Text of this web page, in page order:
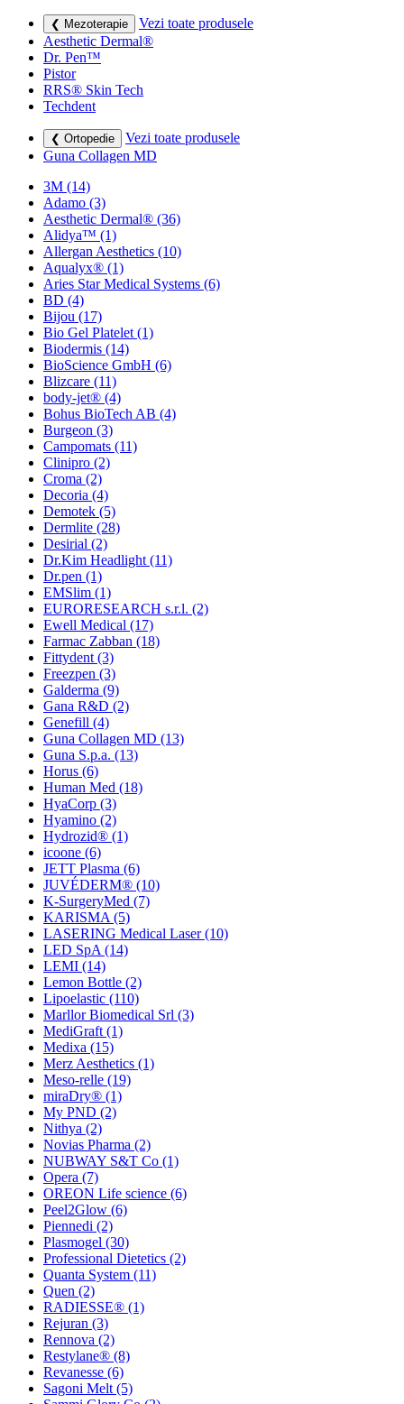
❮ Mezoterapie
Vezi toate produsele
Aesthetic Dermal®
Dr. Pen™
Pistor
RRS® Skin Tech
Techdent
❮ Ortopedie
Vezi toate produsele
Guna Collagen MD
3M (14)
Adamo (3)
Aesthetic Dermal® (36)
Alidya™ (1)
Allergan Aesthetics (10)
Aqualyx® (1)
Aries Star Medical Systems (6)
BD (4)
Bijou (17)
Bio Gel Platelet (1)
Biodermis (14)
BioScience GmbH (6)
Blizcare (11)
body-jet® (4)
Bohus BioTech AB (4)
Burgeon (3)
Campomats (11)
Clinipro (2)
Croma (2)
Decoria (4)
Demotek (5)
Dermlite (28)
Desirial (2)
Dr.Kim Headlight (11)
Dr.pen (1)
EMSlim (1)
EURORESEARCH s.r.l. (2)
Ewell Medical (17)
Farmac Zabban (18)
Fittydent (3)
Freezpen (3)
Galderma (9)
Gana R&D (2)
Genefill (4)
Guna Collagen MD (13)
Guna S.p.a. (13)
Horus (6)
Human Med (18)
HyaCorp (3)
Hyamino (2)
Hydrozid® (1)
icoone (6)
JETT Plasma (6)
JUVÉDERM® (10)
K-SurgeryMed (7)
KARISMA (5)
LASERING Medical Laser(10)
LED SpA (14)
LEMI (14)
Lemon Bottle (2)
Lipoelastic (110)
Marllor Biomedical Srl (3)
MediGraft (1)
Medixa (15)
Merz Aesthetics (1)
Meso-relle (19)
miraDry® (1)
My PND (2)
Nithya (2)
Novias Pharma (2)
NUBWAY S&T Co (1)
Opera (7)
OREON Life science (6)
Peel2Glow (6)
Piennedi (2)
Plasmogel (30)
Professional Dietetics (2)
Quanta System (11)
Quen (2)
RADIESSE® (1)
Rejuran (3)
Rennova (2)
Restylane® (8)
Revanesse (6)
Sagoni Melt (5)